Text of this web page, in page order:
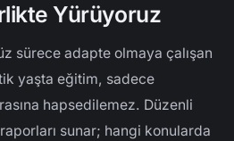
Yürüyoruz
sürece adapte olmaya çalışan
yaşta eğitim, sadece
hapsedilemez. Düzenli
sunar; hangi konularda